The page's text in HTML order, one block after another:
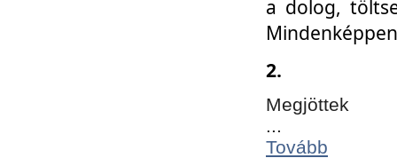
a dolog,
2.
Megjöttek
...
Tovább